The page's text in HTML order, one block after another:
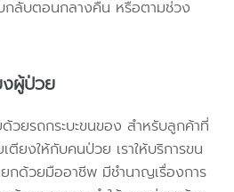
กลับตอนกลางคืน หรือตามช่วง
งผู้ป่วย
วยรถกระบะขนของ สำหรับลูกค้าที่
ตียงให้กับคนป่วย เราให้บริการขน
กด้วยมืออาชีพ มีชำนาญเรื่องการ